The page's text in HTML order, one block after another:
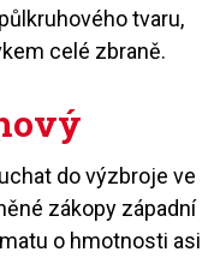
tvaru,
celé zbraně.
do výzbroje ve
zákopy západní
o hmotnosti asi